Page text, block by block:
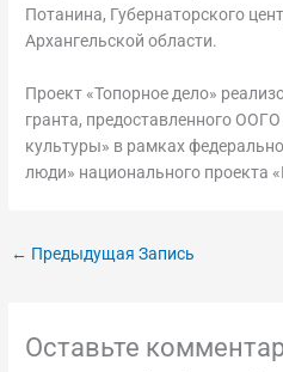
Потанина, Губернаторского
Архангельской области.
Проект «Топорное дело»
гранта, предоставленного
культуры» в рамках
люди» национального проекта
← Предыдущая Запись
Оставьте